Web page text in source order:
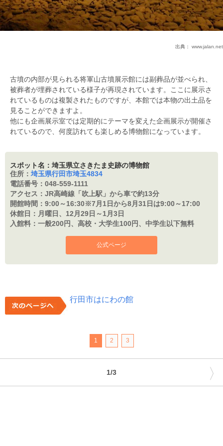
出典： www.jalan.net
古墳の内部が見られる将軍山古墳展示館には副葬品が並べられ、
被葬者が埋葬されている様子が再現されています。ここに展示さ
れているものは複製されたものですが、本館では本物の出土品を
見ることができますよ。
他にも企画展示室では定期的にテーマを変えた企画展示が開催さ
れているので、何度訪れても楽しめる博物館になっています。
スポット名：埼玉県立さきたま史跡の博物館
住所： 埼玉県行田市埼玉4834
電話番号： 048-559-1111
アクセス： JR高崎線「吹上駅」から車で約13分
開館時間： 9:00～16:30※7月1日から8月31日は9:00～17:00
休館日： 月曜日、12月29日～1月3日
入館料： 一般200円、高校・大学生100円、中学生以下無料
公式ページ
行田市はにわの館
1 2 3
1/3 〉